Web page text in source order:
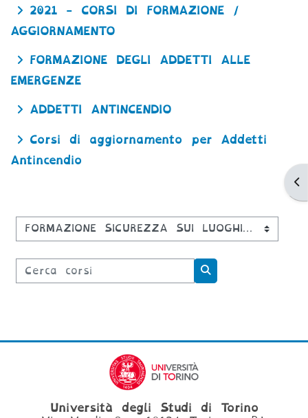
2021 - CORSI DI FORMAZIONE /
AGGIORNAMENTO
FORMAZIONE DEGLI ADDETTI ALLE
EMERGENZE
ADDETTI ANTINCENDIO
Corsi di aggiornamento per Addetti
Antincendio
Categorie di corso
Cerca corsi
Cerca corsi
Università degli Studi di Torino